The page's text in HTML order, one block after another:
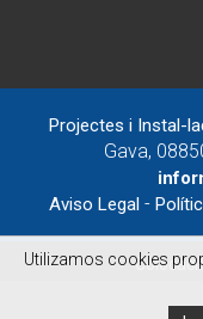
Projectes i Instal-
Gava,
Aviso Legal -
Utilizamos cookies